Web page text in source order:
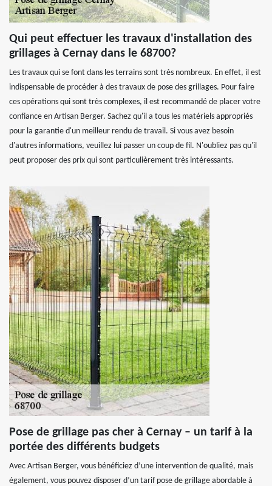
Qui peut effectuer les travaux d'installation des
grillages à Cernay dans le 68700?
Les travaux qui se font dans les terrains sont très nombreux. En effet, il est
indispensable de procéder à des travaux de pose des grillages. Pour faire
ces opérations qui sont très complexes, il est recommandé de placer votre
confiance en Artisan Berger. Sachez qu'il a tous les matériels appropriés
pour la garantie d'un meilleur rendu de travail. Si vous avez besoin
d'autres informations, veuillez lui passer un coup de fil. N'oubliez pas qu'il
peut proposer des prix qui sont particulièrement très intéressants.
Pose de grillage pas cher à Cernay – un tarif à la
portée des différents budgets
Avec Artisan Berger, vous bénéficiez d’une intervention de qualité, mais
également, vous pouvez disposer d’un tarif pose de grillage abordable à